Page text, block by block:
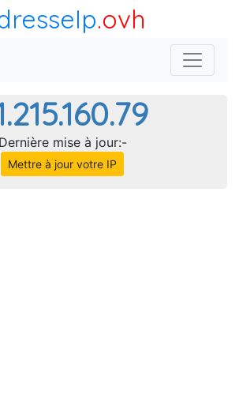
.ovh
Dernière mise à jour:-
Mettre à jour votre IP